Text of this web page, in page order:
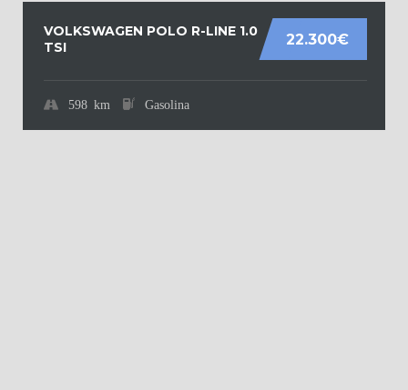
22.300€
VOLKSWAGEN POLO R-LINE 1.0
TSI
598 km Gasolina